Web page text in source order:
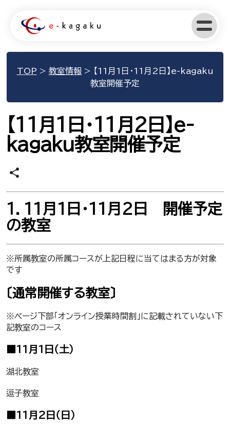
TOP > 教室情報 > 【11月1日・11月2日】e-kagaku
教室開催予定
【11月1日・11月2日】e-
kagaku教室開催予定
share
１．11月1日・11月2日 開催予定
の教室
※所属教室の所属コースが上記日程に当てはまる方が対象
です
〔通常開催する教室〕
※ページ下部「オンライン授業時間割」に記載されていない下
記教室のコース
■11月1日（土）
湖北教室
逗子教室
■11月2日（日）